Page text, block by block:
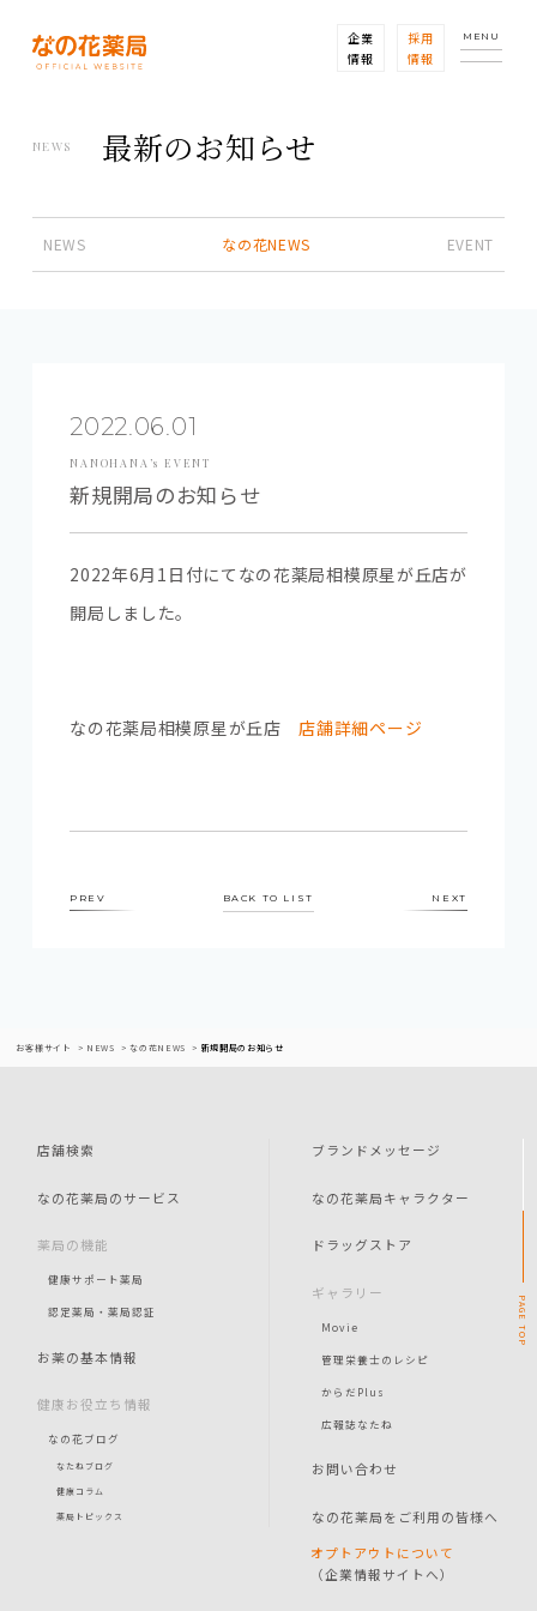
企業
情報
採用
情報
MENU
NEWS 最新のお知らせ
NEWS なの花NEWS EVENT
2022.06.01
NANOHANA’s EVENT
新規開局のお知らせ
2022年6月1日付にてなの花薬局相模原星が丘店が
開局しました。
なの花薬局相模原星が丘店店舗詳細ページ
PREV BACK TO LIST NEXT
お客様サイト NEWS なの花NEWS 新規開局のお知らせ
店舗検索
なの花薬局のサービス
薬局の機能
健康サポート薬局
認定薬局・薬局認証
お薬の基本情報
健康お役立ち情報
なの花ブログ
なたねブログ
健康コラム
薬局トピックス
ブランドメッセージ
なの花薬局キャラクター
ドラッグストア
ギャラリー
Movie
管理栄養士のレシピ
からだPlus
広報誌なたね
お問い合わせ
なの花薬局をご利用の皆様へ
オプトアウトについて
（企業情報サイトへ）
PAGE
TOP